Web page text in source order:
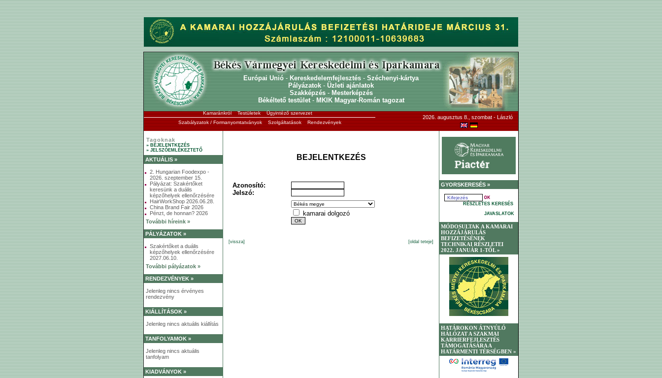
Európai Unió-Kereskedelemfejlesztés-Széchenyi-kártya
Pályázatok-Üzleti ajánlatok
Szakképzés-Mesterképzés
Békéltető testület-MKIK Magyar-Román tagozat
Kamaránkról Testületek
Ügyintéző szervezet
Szabályzatok / Formanyomtatványok
Szolgáltatások Rendezvények
2026. augusztus 8., szombat - László
Tagoknak
» BEJELENTKEZÉS
» JELSZÓEMLÉKEZTETŐ
AKTUÁLIS »
2. Hungarian Foodexpo -
2026. szeptember 15.
Pályázat: Szakértőket
keresünk a duális
képzőhelyek ellenőrzésére
HairWorkShop 2026.06.28.
China Brand Fair 2026
Pénzt, de honnan? 2026
További híreink »
PÁLYÁZATOK »
Szakértőket a duális
képzőhelyek ellenőrzésére
2027.06.10.
További pályázatok »
RENDEZVÉNYEK »
Jelenleg nincs érvényes
rendezvény
KIÁLLÍTÁSOK »
Jelenleg nincs aktuális kiállítás
TANFOLYAMOK »
Jelenleg nincs aktuális
tanfolyam
KIADVÁNYOK »
BEJELENTKEZÉS
Azonosító:
Jelszó:
kamarai dolgozó
[vissza] [oldal teteje]
GYORSKERESÉS »
RÉSZLETES KERESÉS
JAVASLATOK
MÓDOSULTAK A KAMARAI
HOZZÁJÁRULÁS
BEFIZETÉSÉNEK
TECHNIKAI RÉSZLETEI
2022. JANUÁR 1-TŐL »
HATÁROKON ÁTNYÚLÓ
HÁLÓZAT A SZAKMAI
KARRIERFEJLESZTÉS
TÁMOGATÁSÁRA A
HATÁRMENTI TÉRSÉGBEN »